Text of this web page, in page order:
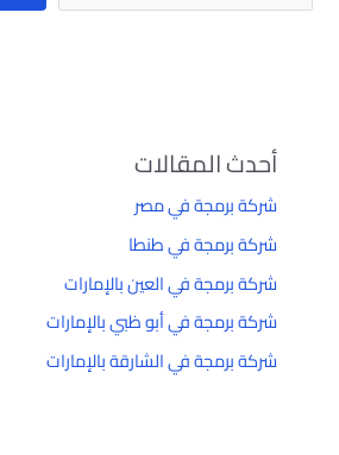
أحدث المقالات
شركة برمجة في مصر
شركة برمجة في طنطا
شركة برمجة في العين بالإمارات
شركة برمجة في أبو ظبي بالإمارات
شركة برمجة في الشارقة بالإمارات